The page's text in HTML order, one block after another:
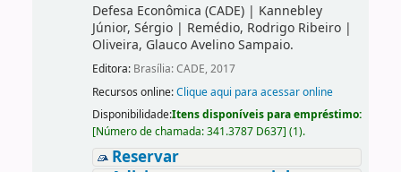
Defesa Econômica (CADE)| Kannebley
Júnior, Sérgio| Remédio, Rodrigo Ribeiro|
Oliveira, Glauco Avelino Sampaio.
Editora: Brasília: CADE, 2017
Recursos online:Clique aqui para acessar online
Disponibilidade:Itens disponíveis para empréstimo:
[Número de chamada:341.3787 D637] (1).
Reservar